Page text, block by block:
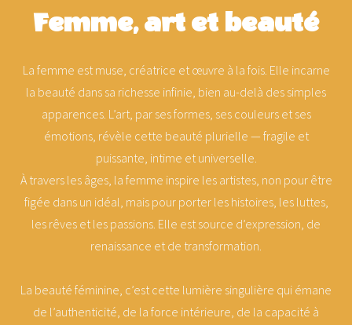
Femme, art et beauté
La femme est muse, créatrice et œuvre à la fois. Elle incarne
la beauté dans sa richesse infinie, bien au-delà des simples
apparences. L’art, par ses formes, ses couleurs et ses
émotions, révèle cette beauté plurielle — fragile et
puissante, intime et universelle.
À travers les âges, la femme inspire les artistes, non pour être
figée dans un idéal, mais pour porter les histoires, les luttes,
les rêves et les passions. Elle est source d’expression, de
renaissance et de transformation.
La beauté féminine, c’est cette lumière singulière qui émane
de l’authenticité, de la force intérieure, de la capacité à